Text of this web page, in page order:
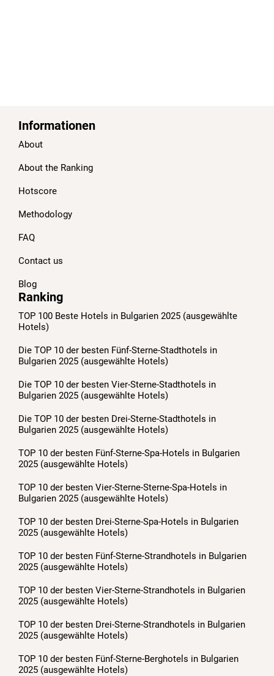
Informationen
About
About the Ranking
Hotscore
Methodology
FAQ
Contact us
Blog
Ranking
TOP 100 Beste Hotels in Bulgarien 2025 (ausgewählte
Hotels)
Die TOP 10 der besten Fünf-Sterne-Stadthotels in
Bulgarien 2025 (ausgewählte Hotels)
Die TOP 10 der besten Vier-Sterne-Stadthotels in
Bulgarien 2025 (ausgewählte Hotels)
Die TOP 10 der besten Drei-Sterne-Stadthotels in
Bulgarien 2025 (ausgewählte Hotels)
TOP 10 der besten Fünf-Sterne-Spa-Hotels in Bulgarien
2025 (ausgewählte Hotels)
TOP 10 der besten Vier-Sterne-Sterne-Spa-Hotels in
Bulgarien 2025 (ausgewählte Hotels)
TOP 10 der besten Drei-Sterne-Spa-Hotels in Bulgarien
2025 (ausgewählte Hotels)
TOP 10 der besten Fünf-Sterne-Strandhotels in Bulgarien
2025 (ausgewählte Hotels)
TOP 10 der besten Vier-Sterne-Strandhotels in Bulgarien
2025 (ausgewählte Hotels)
TOP 10 der besten Drei-Sterne-Strandhotels in Bulgarien
2025 (ausgewählte Hotels)
TOP 10 der besten Fünf-Sterne-Berghotels in Bulgarien
2025 (ausgewählte Hotels)